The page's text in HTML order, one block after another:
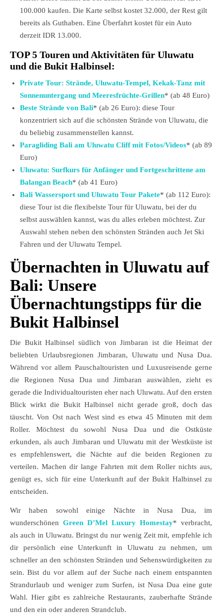
100.000 kaufen. Die Karte selbst kostet 32.000, der Rest gilt
bereits als Guthaben. Eine Überfahrt kostet für ein Auto
derzeit IDR 13.000.
TOP 5 Touren und Aktivitäten für Uluwatu
und die Bukit Halbinsel:
Private Tour: Strände, Uluwatu-Tempel, Kekak-Tanz mit
Sonnenuntergang und Meeresfrüchte-Grillen* (ab 48 Euro)
Beste Strände von Bali* (ab 26 Euro): diese Tour
konzentriert sich auf die schönsten Strände von Uluwatu, die
du beliebig zusammenstellen kannst.
Paragliding Bali am Uluwatu Cliff mit Fotos/Videos* (ab 89
Euro)
Uluwatu: Surfkurs für Anfänger und Fortgeschrittene am
Balangan Beach* (ab 41 Euro)
Bali Wassersport und Uluwatu Tour Pakete* (ab 112 Euro):
diese Tour ist die flexibelste Tour für Uluwatu, bei der du
selbst auswählen kannst, was du alles erleben möchtest. Zur
Auswahl stehen neben den schönsten Stränden auch Jet Ski
Fahren und der Uluwatu Tempel.
Übernachten in Uluwatu auf
Bali: Unsere
Übernachtungstipps für die
Bukit Halbinsel
Die Bukit Halbinsel südlich von Jimbaran ist die Heimat der
beliebten Urlaubsregionen Jimbaran, Uluwatu und Nusa Dua.
Während vor allem Pauschaltouristen und Luxusreisende gerne
die Regionen Nusa Dua und Jimbaran auswählen, zieht es
gerade die Individualtouristen eher nach Uluwatu. Auf den ersten
Blick wirkt die Bukit Halbinsel nicht gerade groß, doch das
täuscht. Von Ost nach West sind es etwa 45 Minuten mit dem
Roller. Möchtest du sowohl Nusa Dua und die Ostküste
erkunden, als auch Jimbaran und Uluwatu mit der Westküste ist
es empfehlenswert, die Nächte auf die beiden Regionen zu
verteilen. Machen dir lange Fahrten mit dem Roller nichts aus,
genügt es, sich für eine Unterkunft auf der Bukit Halbinsel zu
entscheiden.
Wir haben sowohl einige Nächte in Nusa Dua, im
wunderschönen Green D’Mel Luxury Homestay* verbracht,
als auch in Uluwatu. Bringst du nur wenig Zeit mit, empfehle ich
dir persönlich eine Unterkunft in Uluwatu zu nehmen, um
schneller an den schönsten Stränden und Sehenswürdigkeiten zu
sein. Bist du vor allem auf der Suche nach einem entspannten
Strandurlaub und weniger zum Surfen, ist Nusa Dua eine gute
Wahl. Hier gibt es zahlreiche Restaurants, zauberhafte Strände
und den ein oder anderen Strandclub.